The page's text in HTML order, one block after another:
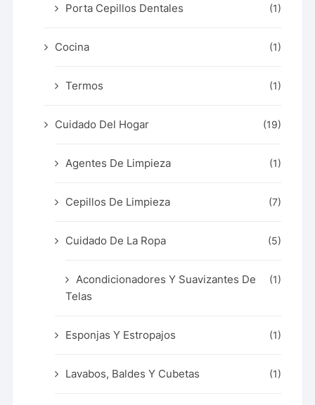
Porta Cepillos Dentales (1)
Cocina (1)
Termos (1)
Cuidado Del Hogar (19)
Agentes De Limpieza (1)
Cepillos De Limpieza (7)
Cuidado De La Ropa (5)
Acondicionadores Y Suavizantes De
Telas
(1)
Esponjas Y Estropajos (1)
Lavabos, Baldes Y Cubetas (1)